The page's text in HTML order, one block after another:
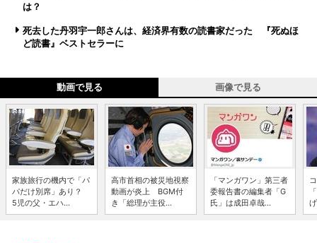
は？
死去した丹羽宇一郎さんは、経済界有数の読書家だった 『死ぬほ
ど読書』ベストセラーに
動画で見る 画像で見る
家族旅行の機内で「パ
パだけ別席」あり？
5児の父・エハ...
高市首相の被災地視察
動画が炎上 BGM付
き「総理が主役...
「マンガワン」第三者
委報告書の編集者「G
氏」は成田卓哉...